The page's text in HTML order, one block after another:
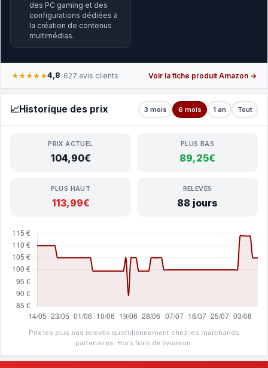
des PC gaming et des
configurations dédiées à
la création de contenus
multimédias.
★★★★★4,8· 627 avis clients Voir la fiche produit Amazon →
📈Historique des prix 3 mois 6 mois 1 an Tout
PRIX ACTUEL
104,90€
PLUS BAS
89,25€
PLUS HAUT
113,99€
RELEVÉS
88 jours
Prix les plus bas relevés quotidiennement chez les marchands
partenaires. Hors frais de livraison.